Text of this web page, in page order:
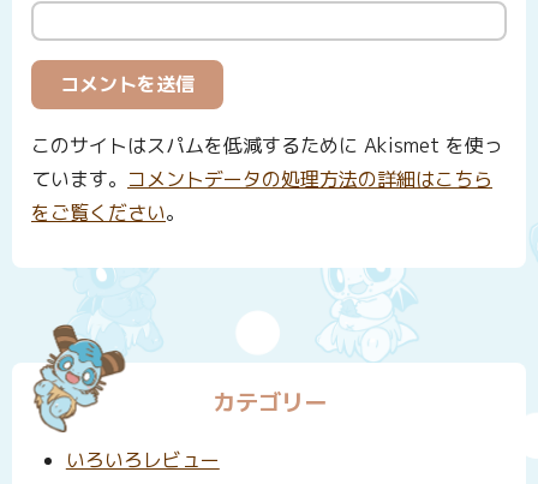
このサイトはスパムを低減するために Akismet を使っ
ています。 コメントデータの処理方法の詳細はこちら
をご覧ください。
カテゴリー
いろいろレビュー